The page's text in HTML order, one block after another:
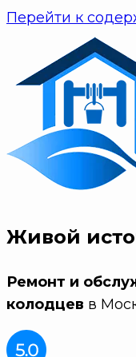
Перейти к
Живой
Ремонт и
колодцев в